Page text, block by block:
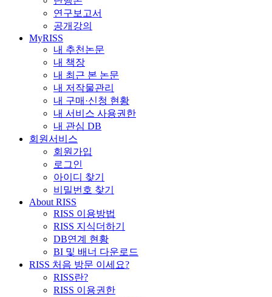
연구보고서
공개강의
MyRISS
내 추천논문
내 책장
내 최근 본 논문
내 저작물관리
내 구매·신청 현황
내 서비스 사용권한
내 관심 DB
회원서비스
회원가입
로그인
아이디 찾기
비밀번호 찾기
About RISS
RISS 이용방법
RISS 지식더하기
DB연계 현황
BI 및 배너 다운로드
RISS 처음 방문 이세요?
RISS란?
RISS 이용권한